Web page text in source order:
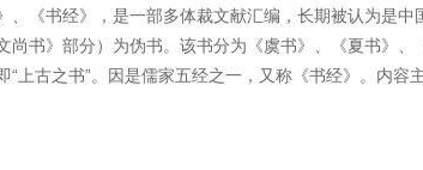
、《书经》，是一部多体裁文献汇编，长期被认为是
尚书》部分）为伪书。该书分为《虞书》、《夏书》
“上古之书”。因是儒家五经之一，又称《书经》。内容